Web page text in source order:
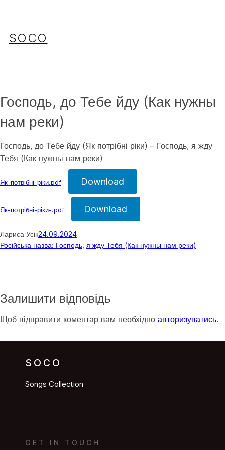
SOCO
Господь, до Тебе йду (Как нужны
нам реки)
Господь, до Тебе йду (Як потрібні ріки) – Господь, я жду
Тебя (Как нужны нам реки)
Як-потрібні-ріки.pdf Download
Як-потрібні-ріки-.pdf Download
Лариса Усік24.09.2024
Російська назва: Господь я жду Тебя (Как нужны нам реки)
Залишити відповідь
Щоб відправити коментар вам необхідно авторизуватись.
SOCO
Songs Collection
GET IN TOUCH